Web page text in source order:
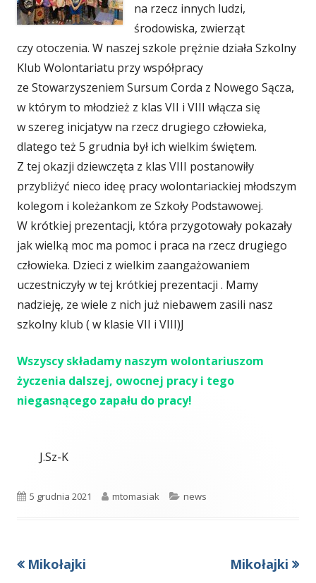
na rzecz innych ludzi,
środowiska, zwierząt
czy otoczenia. W naszej szkole prężnie działa Szkolny
Klub Wolontariatu przy współpracy
ze Stowarzyszeniem Sursum Corda z Nowego Sącza,
w którym to młodzież z klas VII i VIII włącza się
w szereg inicjatyw na rzecz drugiego człowieka,
dlatego też 5 grudnia był ich wielkim świętem.
Z tej okazji dziewczęta z klas VIII postanowiły
przybliżyć nieco ideę pracy wolontariackiej młodszym
kolegom i koleżankom ze Szkoły Podstawowej.
W krótkiej prezentacji, która przygotowały pokazały
jak wielką moc ma pomoc i praca na rzecz drugiego
człowieka. Dzieci z wielkim zaangażowaniem
uczestniczyły w tej krótkiej prezentacji . Mamy
nadzieję, ze wiele z nich już niebawem zasili nasz
szkolny klub ( w klasie VII i VIII)J
Wszyscy składamy naszym wolontariuszom
życzenia dalszej, owocnej pracy i tego
niegasnącego zapału do pracy!
J.Sz-K
Opublikowano
5 grudnia 2021 Autor
mtomasiak Kategorie
news
Nawigacja
Poprzedni
Mikołajki
Następny
Mikołajki